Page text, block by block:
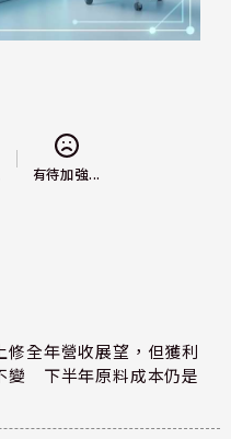
有待加強...
修全年營收展望，但獲利
變 下半年原料成本仍是